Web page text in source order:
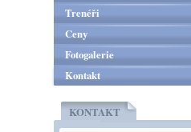
Trenéři
Ceny
Fotogalerie
Kontakt
KONTAKT